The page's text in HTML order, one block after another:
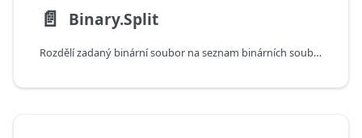
📄️ Binary.Split
Rozdělí zadaný binární soubor na seznam binárních souborů pomocí zadané velikosti stránky.